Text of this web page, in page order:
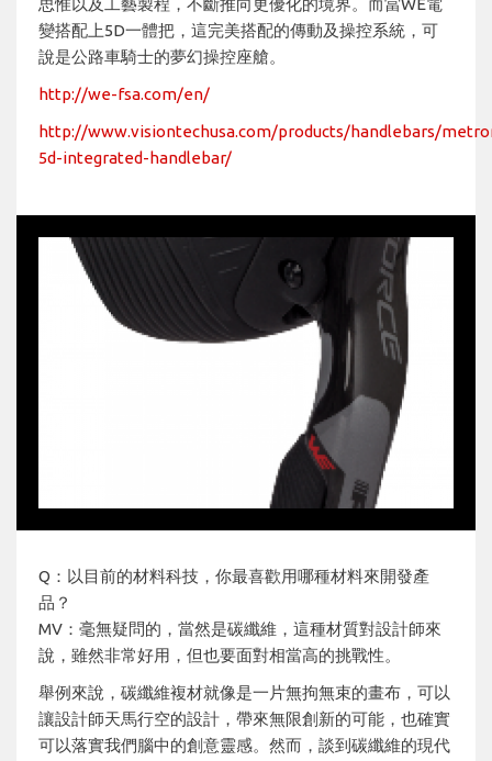
思惟以及工藝製程，不斷推向更優化的境界。而當WE電
變搭配上5D一體把，這完美搭配的傳動及操控系統，可
說是公路車騎士的夢幻操控座艙。
http://we-fsa.com/en/
http://www.visiontechusa.com/products/handlebars/
5d-integrated-handlebar/
Q：以目前的材料科技，你最喜歡用哪種材料來開發產
品？
MV：毫無疑問的，當然是碳纖維，這種材質對設計師來
說，雖然非常好用，但也要面對相當高的挑戰性。
舉例來說，碳纖維複材就像是一片無拘無束的畫布，可以
讓設計師天馬行空的設計，帶來無限創新的可能，也確實
可以落實我們腦中的創意靈感。然而，談到碳纖維的現代